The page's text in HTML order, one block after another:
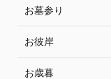
お墓参り
お彼岸
お歳暮